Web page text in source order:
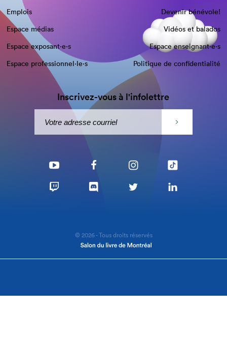
Emplois
Devenir bénévole!
Espace médias
Vidéos et balados
Espace exposant·e⋅s
Espace enseignant·e⋅s
Espace professionnel·le⋅s
Politique de confidentialité
Inscrivez-vous à l'infolettre
© 2026 - Tous droits réservés